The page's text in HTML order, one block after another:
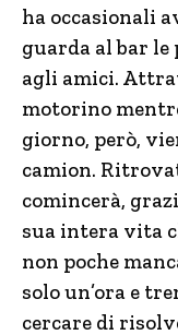
ha occasionali
guarda al bar
agli amici.
motorino
giorno, però,
camion.
comincerà,
sua intera vita
non poche
solo un’ora e
cercare di